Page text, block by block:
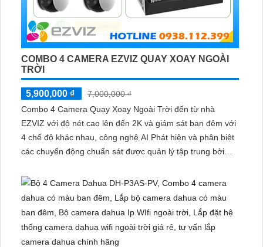
COMBO 4 CAMERA EZVIZ QUAY XOAY NGOÀI
TRỜI
5,900,000 ₫
7,000,000 ₫
Combo 4 Camera Quay Xoay Ngoài Trời đến từ nhà
EZVIZ với độ nét cao lên đến 2K và giám sát ban đêm với
4 chế độ khác nhau, công nghệ AI Phát hiện và phân biệt
các chuyển động chuẩn sát được quản lý tập trung bởi